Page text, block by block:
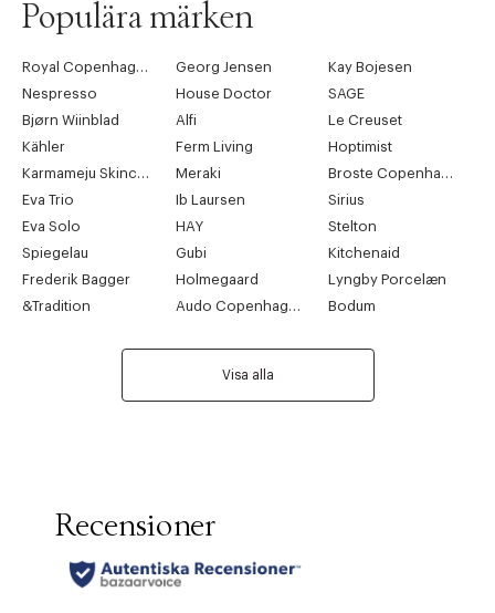
Populära märken
Royal Copenhagen Georg Jensen
Kay Bojesen
Nespresso
House Doctor
SAGE
Bjørn Wiinblad
Alfi
Le Creuset
Kähler
Ferm Living
Hoptimist
Karmameju Skincare
Meraki
Broste Copenhagen
Eva Trio
Ib Laursen
Sirius
Eva Solo
HAY
Stelton
Spiegelau
Gubi
Kitchenaid
Frederik Bagger
Holmegaard
Lyngby Porcelæn
&Tradition
Audo Copenhagen Bodum
Visa alla